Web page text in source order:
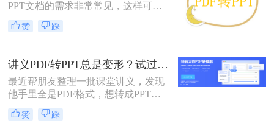
PPT文档的需求非常常见，这样可以
方便地进行演示和分享。那么pdf如何
转化为ppt呢？本文将介绍四种常见的
求选择最合适的方式。
赞 踩
讲义PDF转PPT总是变形？试过这几个办法真管用！
最近帮朋友整理一批课堂讲义，发现
他手里全是PDF格式，想转成PPT讲
课用，结果试了好几个工具，不是字
体乱码就是排版错位，气得他差点把
赞 踩